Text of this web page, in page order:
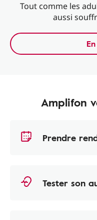
Tout comme les
aussi
Amplifon
Prendre
Tester son